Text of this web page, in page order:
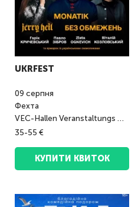
UKRFEST
09 серпня
Фехта
VEC-Hallen Veranstaltungs GmbH
35-55 €
КУПИТИ КВИТОК